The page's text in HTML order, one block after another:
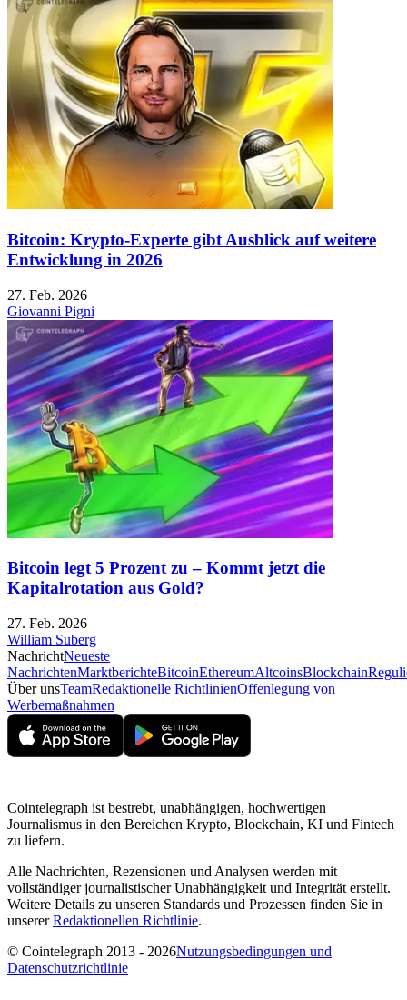
Bitcoin: Krypto-Experte gibt Ausblick auf weitere
Entwicklung in 2026
27. Feb. 2026
Giovanni Pigni
Bitcoin legt 5 Prozent zu – Kommt jetzt die
Kapitalrotation aus Gold?
27. Feb. 2026
William Suberg
NachrichtNeueste
NachrichtenMarktberichteBitcoinEthereumAltcoinsBlockchain
Über unsTeamRedaktionelle RichtlinienOffenlegung von
Werbemaßnahmen
Cointelegraph ist bestrebt, unabhängigen, hochwertigen
Journalismus in den Bereichen Krypto, Blockchain, KI und Fintech
zu liefern.
Alle Nachrichten, Rezensionen und Analysen werden mit
vollständiger journalistischer Unabhängigkeit und Integrität erstellt.
Weitere Details zu unseren Standards und Prozessen finden Sie in
unsererRedaktionellen Richtlinie.
© Cointelegraph 2013 - 2026Nutzungsbedingungen und
Datenschutzrichtlinie